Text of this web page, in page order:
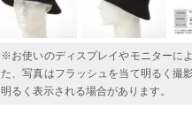
※お使いのディスプレイやモニターに
た、写真はフラッシュを当て明るく撮
明るく表示される場合があります。